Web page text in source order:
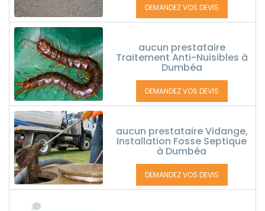
DEMANDEZ VOS DEVIS
aucun prestataire
Traitement Anti-Nuisibles à
Dumbéa
DEMANDEZ VOS DEVIS
aucun prestataire Vidange,
Installation Fosse Septique
à Dumbéa
DEMANDEZ VOS DEVIS